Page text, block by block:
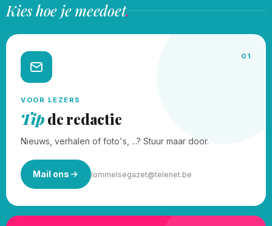
Kies hoe je meedoet.
01
VOOR LEZERS
Tipde redactie
Nieuws, verhalen of foto's, ...? Stuur maar door.
Mail ons lommelsegazet@telenet.be